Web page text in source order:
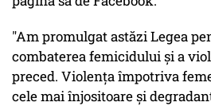
"Am promulgat astăzi Legea
combaterea femicidului și a
preced. Violența împotriva
cele mai înjositoare și